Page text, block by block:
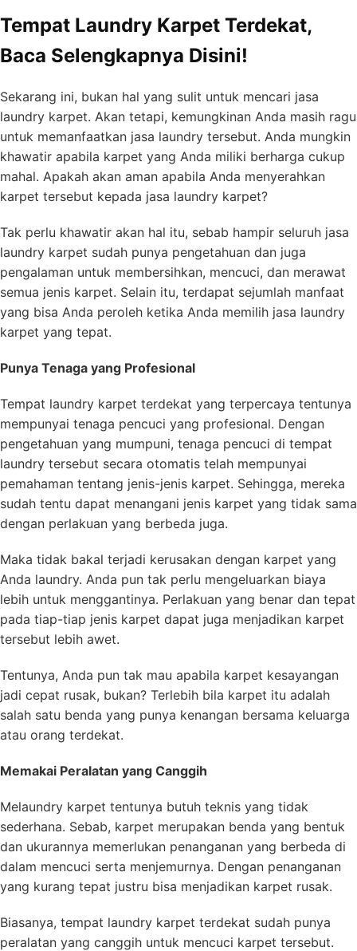
Tempat Laundry Karpet Terdekat,
Baca Selengkapnya Disini!
Sekarang ini, bukan hal yang sulit untuk mencari jasa
laundry karpet. Akan tetapi, kemungkinan Anda masih ragu
untuk memanfaatkan jasa laundry tersebut. Anda mungkin
khawatir apabila karpet yang Anda miliki berharga cukup
mahal. Apakah akan aman apabila Anda menyerahkan
karpet tersebut kepada jasa laundry karpet?
Tak perlu khawatir akan hal itu, sebab hampir seluruh jasa
laundry karpet sudah punya pengetahuan dan juga
pengalaman untuk membersihkan, mencuci, dan merawat
semua jenis karpet. Selain itu, terdapat sejumlah manfaat
yang bisa Anda peroleh ketika Anda memilih jasa laundry
karpet yang tepat.
Punya Tenaga yang Profesional
Tempat laundry karpet terdekat yang terpercaya tentunya
mempunyai tenaga pencuci yang profesional. Dengan
pengetahuan yang mumpuni, tenaga pencuci di tempat
laundry tersebut secara otomatis telah mempunyai
pemahaman tentang jenis-jenis karpet. Sehingga, mereka
sudah tentu dapat menangani jenis karpet yang tidak sama
dengan perlakuan yang berbeda juga.
Maka tidak bakal terjadi kerusakan dengan karpet yang
Anda laundry. Anda pun tak perlu mengeluarkan biaya
lebih untuk menggantinya. Perlakuan yang benar dan tepat
pada tiap-tiap jenis karpet dapat juga menjadikan karpet
tersebut lebih awet.
Tentunya, Anda pun tak mau apabila karpet kesayangan
jadi cepat rusak, bukan? Terlebih bila karpet itu adalah
salah satu benda yang punya kenangan bersama keluarga
atau orang terdekat.
Memakai Peralatan yang Canggih
Melaundry karpet tentunya butuh teknis yang tidak
sederhana. Sebab, karpet merupakan benda yang bentuk
dan ukurannya memerlukan penanganan yang berbeda di
dalam mencuci serta menjemurnya. Dengan penanganan
yang kurang tepat justru bisa menjadikan karpet rusak.
Biasanya, tempat laundry karpet terdekat sudah punya
peralatan yang canggih untuk mencuci karpet tersebut.